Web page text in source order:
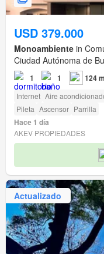
USD 379.000
Monoambiente in
Ciudad Autónoma de
1 1 124
Internet Aire
Pileta Ascensor Parrilla
Hace 1 día
AKEV PROPIEDADES
Actualizado